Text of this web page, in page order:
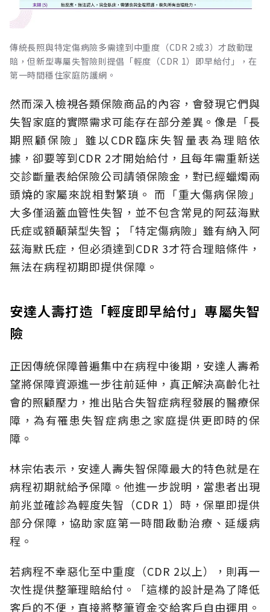
傳統長照與特定傷病險多需達到中重度（CDR 2或3）才啟動理
賠，但新型專屬失智險則提倡「輕度（CDR 1）即早給付」，在
第一時間穩住家庭防護網。
然而深入檢視各類保險商品的內容，會發現它們與
失智家庭的實際需求可能存在部分差異。像是「長
期照顧保險」雖以CDR臨床失智量表為理賠依
據，卻要等到CDR 2才開始給付，且每年需重新送
交診斷量表給保險公司請領保險金，對已經蠟燭兩
頭燒的家屬來說相對繁瑣。 而「重大傷病保險」
大多僅涵蓋血管性失智，並不包含常見的阿茲海默
氏症或額顳葉型失智；「特定傷病險」雖有納入阿
茲海默氏症，但必須達到CDR 3才符合理賠條件，
無法在病程初期即提供保障。
安達人壽打造「輕度即早給付」專屬失智
險
正因傳統保障普遍集中在病程中後期，安達人壽希
望將保障資源進一步往前延伸，真正解決高齡化社
會的照顧壓力，推出貼合失智症病程發展的醫療保
障，為有罹患失智症病患之家庭提供更即時的保
障。
林宗佑表示，安達人壽失智保障最大的特色就是在
病程初期就給予保障。他進一步說明，當患者出現
前兆並確診為輕度失智（CDR 1）時，保單即提供
部分保障，協助家庭第一時間啟動治療、延緩病
程。
若病程不幸惡化至中重度（CDR 2以上），則再一
次性提供整筆理賠給付。「這樣的設計是為了降低
客戶的不便，直接將整筆資金交給客戶自由運用。